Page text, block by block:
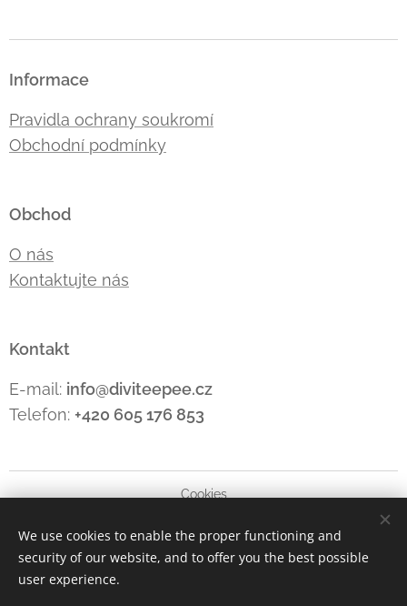
Informace
Pravidla ochrany soukromí
Obchodní podmínky
Obchod
O nás
Kontaktujte nás
Kontakt
E-mail: info@diviteepee.cz
Telefon: +420 605 176 853
Cookies
Languages
Čeština
Polski Deutsch English
We use cookies to enable the proper functioning and
security of our website, and to offer you the best possible
user experience.